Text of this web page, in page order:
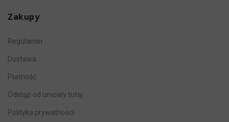
Zakupy
Regulamin
Dostawa
Płatność
Odstąp od umowy tutaj
Polityka prywatności